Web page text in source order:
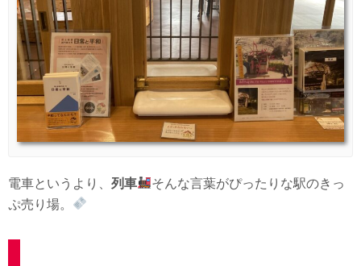
電車というより、 列車
そんな言葉がぴったりな駅のきっ
ぷ売り場。